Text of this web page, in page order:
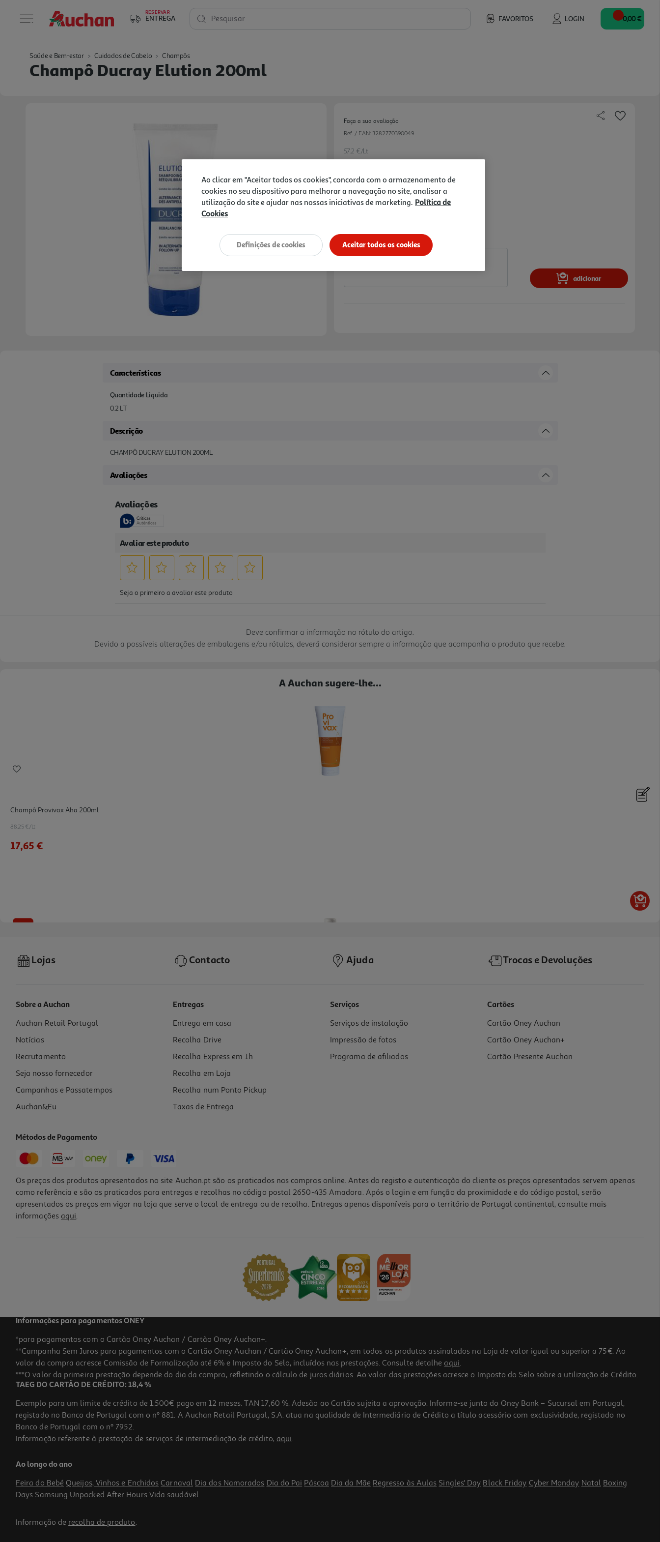
RESERVAR
ENTREGA FAVORITOS LOGIN
Pesquisar 0,00 €
Saúde e Bem-estar Cuidados de Cabelo Champôs
Champô Ducray Elution 200ml
Faça a sua avaliação
Ref. / EAN: 3282770390049
57.2 €/Lt
Price reduced from
15,25 €to
11,44 €
Notas de preparação
adicionar
Características
Quantidade Liquida
0.2 LT
Descrição
CHAMPÔ DUCRAY ELUTION 200ML
Avaliações
Deve confirmar a informação no rótulo do artigo.
Devido a possíveis alterações de embalagens e/ou rótulos, deverá considerar sempre a informação que acompanha o produto que recebe.
A Auchan sugere-lhe...
Champô Provivax Aha 200ml
88.25 €/Lt
17,65 €
Champô Ducray Elution 400ml
37.4 €/Lt
14,96 €
-10%
39.36 €/Lt
Price reduced from
11,59 €
10,43 €
Promoção
Lojas Contacto Ajuda Trocas e Devoluções
Sobre a Auchan
Auchan Retail Portugal
Notícias
Recrutamento
Seja nosso fornecedor
Campanhas e Passatempos
Auchan&Eu
Entregas
Entrega em casa
Recolha Drive
Recolha Express em 1h
Recolha em Loja
Recolha num Ponto Pickup
Taxas de Entrega
Serviços
Serviços de instalação
Impressão de fotos
Programa de afiliados
Cartões
Cartão Oney Auchan
Cartão Oney Auchan+
Cartão Presente Auchan
Métodos de Pagamento
Os preços dos produtos apresentados no site Auchan.pt são os praticados nas compras online. Antes do registo e autenticação do cliente os preços apresentados servem apenas
como referência e são os praticados para entregas e recolhas no código postal 2650-435 Amadora. Após o login e em função da proximidade e do código postal, serão
apresentados os preços em vigor na loja que serve o local de entrega ou de recolha. Entregas apenas disponíveis para o território de Portugal continental, consulte mais
informações aqui.
Informações para pagamentos ONEY
*para pagamentos com o Cartão Oney Auchan / Cartão Oney Auchan+.
**Campanha Sem Juros para pagamentos com o Cartão Oney Auchan / Cartão Oney Auchan+, em todos os produtos assinalados na Loja de valor igual ou superior a 75€. Ao
valor da compra acresce Comissão de Formalização até 6% e Imposto do Selo, incluídos nas prestações. Consulte detalhe aqui.
***O valor da primeira prestação depende do dia da compra, refletindo o cálculo de juros diários. Ao valor das prestações acresce o Imposto do Selo sobre a utilização de Crédito.
TAEG DO CARTÃO DE CRÉDITO: 18,4 %
Exemplo para um limite de crédito de 1.500€ pago em 12 meses. TAN 17,60 %. Adesão ao Cartão sujeita a aprovação. Informe-se junto do Oney Bank – Sucursal em Portugal,
registado no Banco de Portugal com o nº 881. A Auchan Retail Portugal, S.A. atua na qualidade de Intermediário de Crédito a título acessório com exclusividade, registado no
Banco de Portugal com o nº 7952.
Informação referente à prestação de serviços de intermediação de crédito, aqui.
Ao longo do ano
Feira do Bebé Queijos, Vinhos e Enchidos Carnaval Dia dos Namorados Dia do Pai Páscoa Dia da Mãe Regresso às Aulas Singles' Day Black Friday Cyber Monday Natal Boxing
Days Samsung Unpacked After Hours Vida saudável
Informação de recolha de produto.
Ao clicar em "Aceitar todos os cookies", concorda com o armazenamento de
cookies no seu dispositivo para melhorar a navegação no site, analisar a
utilização do site e ajudar nas nossas iniciativas de marketing. Política de
Cookies
Aceitar todos os cookies
Definições de cookies